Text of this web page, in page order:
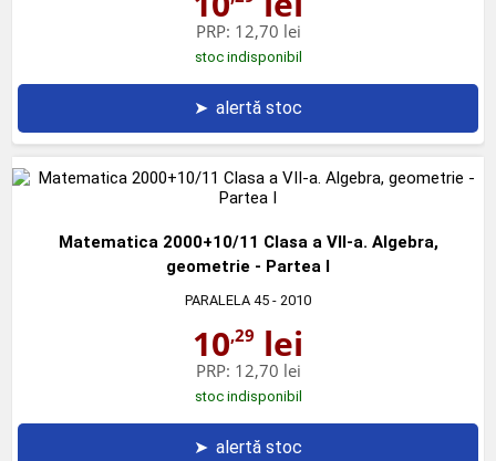
PRP: 12,70 lei
stoc indisponibil
➤ alertă stoc
Matematica 2000+10/11 Clasa a VII-a. Algebra,
geometrie - Partea I
PARALELA 45 - 2010
10,29 lei
PRP: 12,70 lei
stoc indisponibil
➤ alertă stoc